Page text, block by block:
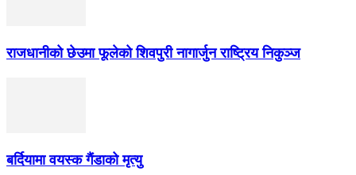
राजधानीको छेउमा फूलेको शिवपुरी नागार्जुन राष्ट्रिय निकुञ्ज
बर्दियामा वयस्क गैंडाको मृत्यु